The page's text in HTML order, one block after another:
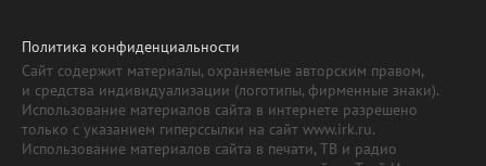
Политика конфиденциальности
Сайт содержит материалы, охраняемые авторским правом,
и средства индивидуализации (логотипы, фирменные знаки).
Использование материалов сайта в интернете разрешено
только с указанием гиперссылки на сайт www.irk.ru.
Использование материалов сайта в печати, ТВ и радио